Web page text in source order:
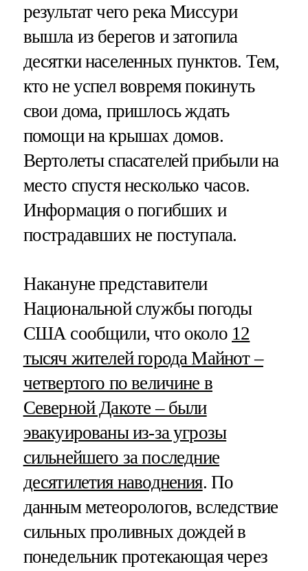
результат чего река Миссури
вышла из берегов и затопила
десятки населенных пунктов. Тем,
кто не успел вовремя покинуть
свои дома, пришлось ждать
помощи на крышах домов.
Вертолеты спасателей прибыли на
место спустя несколько часов.
Информация о погибших и
пострадавших не поступала.
Накануне представители
Национальной службы погоды
США сообщили, что около 12
тысяч жителей города Майнот –
четвертого по величине в
Северной Дакоте – были
эвакуированы из-за угрозы
сильнейшего за последние
десятилетия наводнения. По
данным метеорологов, вследствие
сильных проливных дождей в
понедельник протекающая через